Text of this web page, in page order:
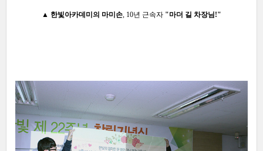
▲ 한빛아카데미의 마미손, 10년 근속자 "마더 길 차장님!"